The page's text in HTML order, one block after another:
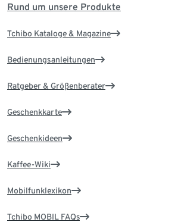
Rund um unsere Produkte
Tchibo Kataloge & Magazine
Bedienungsanleitungen
Ratgeber & Größenberater
Geschenkkarte
Geschenkideen
Kaffee-Wiki
Mobilfunklexikon
Tchibo MOBIL FAQs